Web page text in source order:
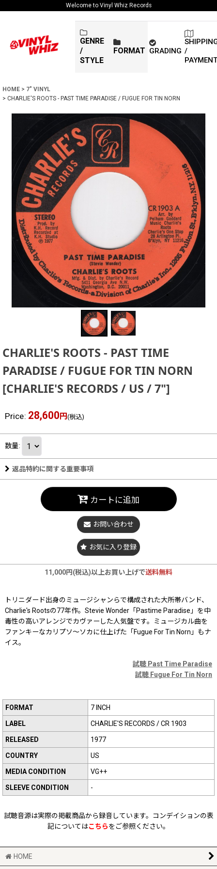
Welcome to Vinyl Whiz Records
GENRE
/
STYLE
FORMAT GRADING /
HOME > 7" VINYL
> CHARLIE'S ROOTS - PAST TIME PARADISE / FUGUE FOR TIN NORN
CHARLIE'S ROOTS - PAST TIME
PARADISE / FUGUE FOR TIN NORN
[CHARLIE'S RECORDS / US / 7"]
Price: 28,600 円 (税込)
数量:
返品特約に関する重要事項
カートに追加
お問い合わせ
お気に入り登録
11,000円(税込)以上お買い上げで送料無料
トリニダード出身のミュージシャンらで構成された大所帯バンド、
Charlie's Rootsの77年作。Stevie Wonder「Pastime Paradise」を中
毒性の高いアレンジでカヴァーした人気盤です。ミュージカル曲を
ファンキーなカリプソ〜ソカに仕上げた「Fugue For Tin Norn」もナ
イス。
試聴 Past Time Paradise
試聴 Fugue For Tin Norn
FORMAT 7 INCH
LABEL CHARLIE'S RECORDS / CR 1903
RELEASED 1977
COUNTRY US
MEDIA CONDITION VG++
SLEEVE CONDITION -
試聴音源は実際の掲載商品から録音しています。コンデイションの表
記についてはこちらをご参照ください。
HOME